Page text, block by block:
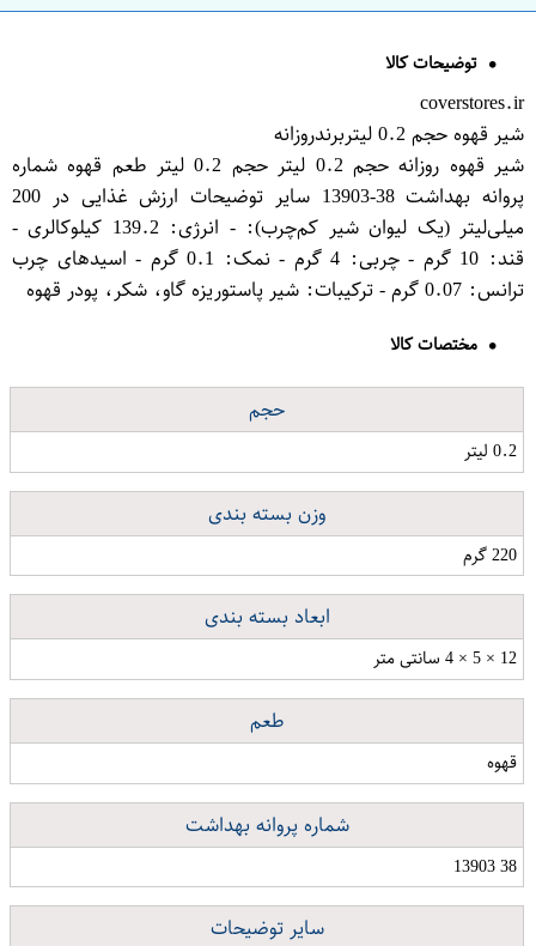
توضیحات کالا
coverstores.ir
شیر قهوه حجم 0.2 لیتربرندروزانه
شیر قهوه روزانه حجم 0.2 لیتر حجم 0.2 لیتر طعم قهوه شماره
پروانه بهداشت 38-13903 سایر توضیحات ارزش غذایی در 200
میلی‌لیتر (یک لیوان شیر کم‌چرب): - انرژی: 139.2 کیلوکالری -
قند: 10 گرم - چربی: 4 گرم - نمک: 0.1 گرم - اسیدهای چرب
ترانس: 0.07 گرم - ترکیبات: شیر پاستوریزه گاو، شکر، پودر قهوه
مختصات کالا
حجم
0.2 لیتر
وزن بسته بندی
220 گرم
ابعاد بسته بندی
12 × 5 × 4 سانتی متر
طعم
قهوه
شماره پروانه بهداشت
38 13903
سایر توضیحات